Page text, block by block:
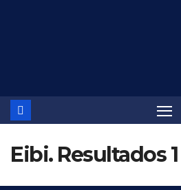
Eibi. Resultados 1